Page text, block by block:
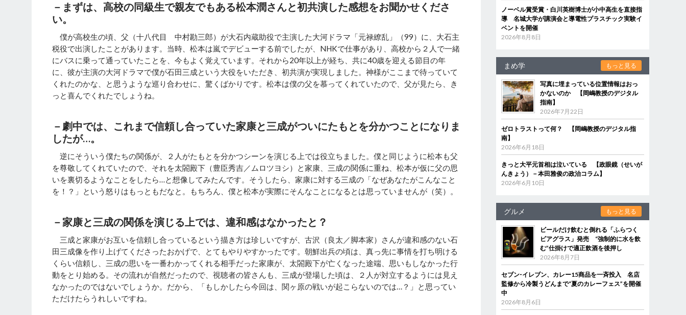
－まずは、高校の同級生で親友でもある松本潤さんと初共演した感想をお聞かせくださ
い。
僕が高校生の頃、父（十八代目 中村勘三郎）が大石内蔵助役で主演した大河ドラマ「元禄繚乱」（99）に、大石主
税役で出演したことがあります。当時、松本は嵐でデビューする前でしたが、NHKで仕事があり、高校から２人で一緒
にバスに乗って通っていたことを、今もよく覚えています。それから20年以上が経ち、共に40歳を迎える節目の年
に、彼が主演の大河ドラマで僕が石田三成という大役をいただき、初共演が実現しました。神様がここまで待っていて
くれたのかな、と思うような巡り合わせに、驚くばかりです。松本は僕の父を慕ってくれていたので、父が見たら、き
っと喜んでくれたでしょうね。
－劇中では、これまで信頼し合っていた家康と三成がついにたもとを分かつことになりま
したが…。
逆にそういう僕たちの関係が、２人がたもとを分かつシーンを演じる上では役立ちました。僕と同じように松本も父
を尊敬してくれていたので、それを太閤殿下（豊臣秀吉／ムロツヨシ）と家康、三成の関係に重ね、松本が仮に父の思
いを裏切るようなことをしたら…と想像してみたんです。そうしたら、家康に対する三成の「なぜあなたがこんなこと
を！？」という怒りはもっともだなと。もちろん、僕と松本が実際にそんなことになるとは思っていませんが（笑）。
－家康と三成の関係を演じる上では、違和感はなかったと？
三成と家康がお互いを信頼し合っているという描き方は珍しいですが、古沢（良太／脚本家）さんが違和感のない石
田三成像を作り上げてくださったおかげで、とてもやりやすかったです。朝鮮出兵の頃は、真っ先に事情を打ち明ける
くらい信頼し、三成の思いを一番わかってくれる相手だった家康が、太閤殿下が亡くなった途端、思いもしなかった行
動をとり始める。その流れが自然だったので、視聴者の皆さんも、三成が登場した頃は、２人が対立するようには見え
なかったのではないでしょうか。だから、「もしかしたら今回は、関ヶ原の戦いが起こらないのでは…？」と思ってい
ただけたらうれしいですね。
ノーベル賞受賞・白川英樹博士が小中高生を直接指
導 名城大学が講演会と導電性プラスチック実験イ
ベントを開催
2026年8月8日
まめ学 もっと見る
写真に埋まっている位置情報はおっ
かないのか 【岡嶋教授のデジタル
指南】
2026年7月22日
ゼロトラストって何？ 【岡嶋教授のデジタル指
南】
2026年6月18日
きっと大平元首相は泣いている 【政眼鏡（せいが
んきょう）－本田雅俊の政治コラム】
2026年6月10日
グルメ もっと見る
ビールだけ飲むと倒れる「ふらつく
ビアグラス」発売 “強制的に水を飲
む”仕掛けで適正飲酒を後押し
2026年8月7日
セブン‐イレブン、カレー15商品を一斉投入 名店
監修から冷製うどんまで“夏のカレーフェス”を開催
中
2026年8月6日